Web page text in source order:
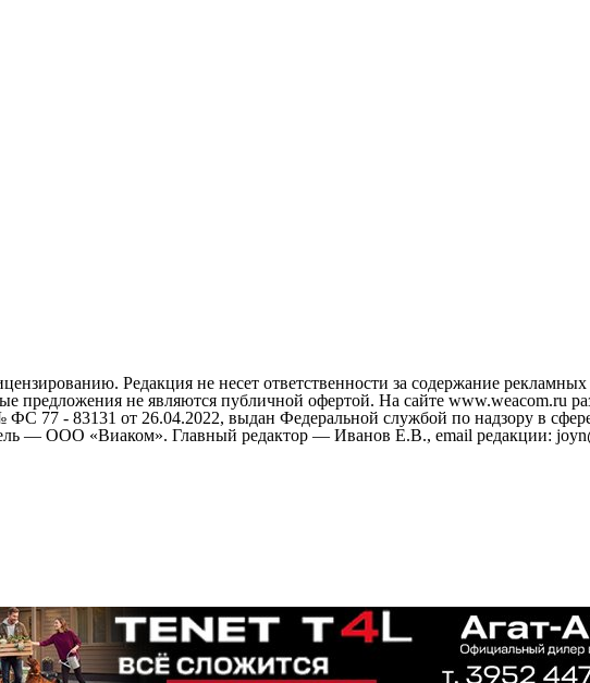
Редакция не несет ответственности за содержание
предложения не являются публичной офертой. На сайте www.weacom.ru
- 83131 от 26.04.2022, выдан Федеральной службой по надзору в
— ООО «Виаком». Главный редактор — Иванов Е.В., email редакции: